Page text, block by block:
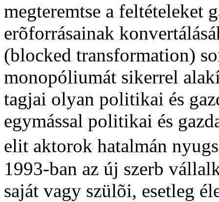
megteremtse a feltételeket
erõforrásainak
(blocked transformation)
monopóliumát sikerrel
tagjai olyan politikai és
egymással politikai és
elit aktorok hatalmán
1993-ban az új szerb
saját vagy szülõi, esetleg